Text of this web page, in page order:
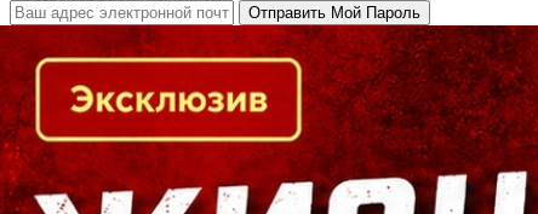
Кто есть кто в Байкальском регионе